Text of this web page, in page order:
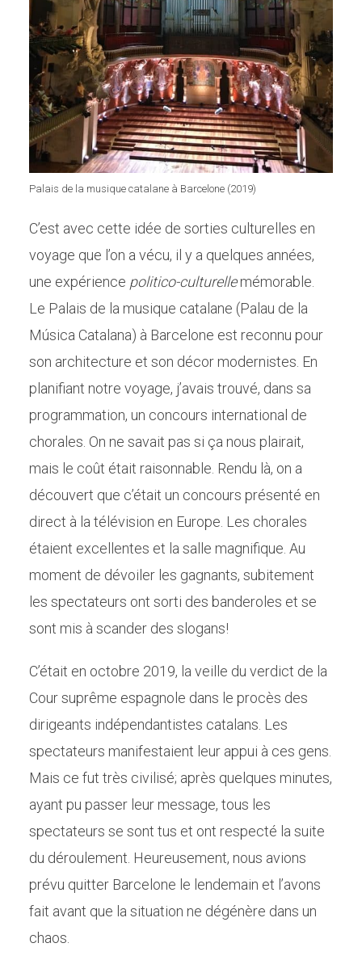
Palais de la musique catalane à Barcelone (2019)
C’est avec cette idée de sorties culturelles en
voyage que l’on a vécu, il y a quelques années,
une expérience politico-culturellemémorable.
Le Palais de la musique catalane (Palau de la
Música Catalana) à Barcelone est reconnu pour
son architecture et son décor modernistes. En
planifiant notre voyage, j’avais trouvé, dans sa
programmation, un concours international de
chorales. On ne savait pas si ça nous plairait,
mais le coût était raisonnable. Rendu là, on a
découvert que c’était un concours présenté en
direct à la télévision en Europe. Les chorales
étaient excellentes et la salle magnifique. Au
moment de dévoiler les gagnants, subitement
les spectateurs ont sorti des banderoles et se
sont mis à scander des slogans!
C’était en octobre 2019, la veille du verdict de la
Cour suprême espagnole dans le procès des
dirigeants indépendantistes catalans. Les
spectateurs manifestaient leur appui à ces gens.
Mais ce fut très civilisé; après quelques minutes,
ayant pu passer leur message, tous les
spectateurs se sont tus et ont respecté la suite
du déroulement. Heureusement, nous avions
prévu quitter Barcelone le lendemain et l’avons
fait avant que la situation ne dégénère dans un
chaos.